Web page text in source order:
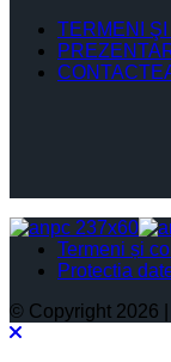
TERMENI ŞI
Termeni și
Protectia
© Copyright 2026